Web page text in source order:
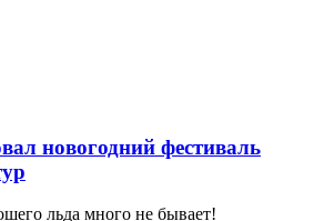
новогодний фестиваль
льда много не бывает!